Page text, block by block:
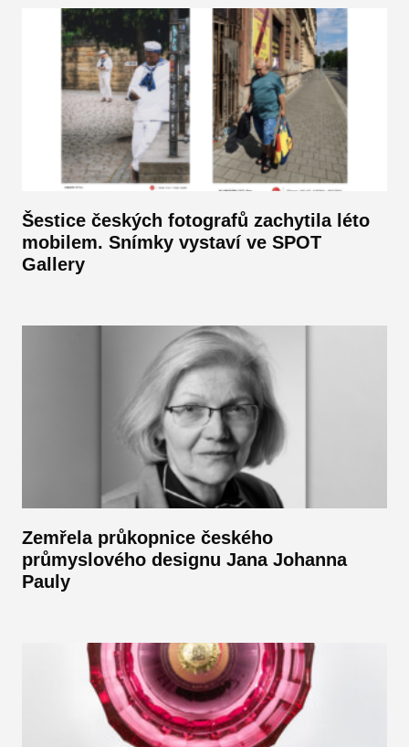
Šestice českých fotografů zachytila léto
mobilem. Snímky vystaví ve SPOT
Gallery
Zemřela průkopnice českého
průmyslového designu Jana Johanna
Pauly